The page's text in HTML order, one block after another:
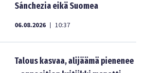
Sánchezia eikä Suomea
06.08.2026 | 10:37
Talous kasvaa, alijäämä pienenee